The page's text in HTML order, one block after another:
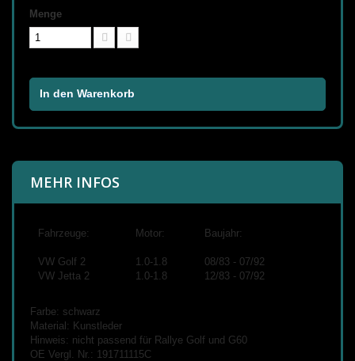
Menge
In den Warenkorb
MEHR INFOS
Fahrzeuge: Motor: Baujahr:
VW Golf 2
VW Jetta 2
1.0-1.8
1.0-1.8
08/83 - 07/92
12/83 - 07/92
Farbe: schwarz
Material: Kunstleder
Hinweis: nicht passend für Rallye Golf und G60
OE Vergl. Nr.: 191711115C